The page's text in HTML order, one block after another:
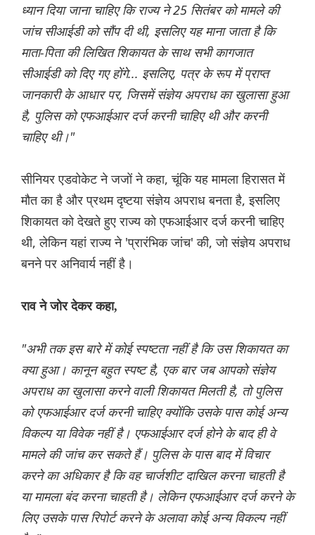
ध्यान दिया जाना चाहिए कि राज्य ने 25 सितंबर को मामले की
जांच सीआईडी ​​को सौंप दी थी, इसलिए यह माना जाता है कि
माता-पिता की लिखित शिकायत के साथ सभी कागजात
सीआईडी ​​को दिए गए होंगे... इसलिए, पत्र के रूप में प्राप्त
जानकारी के आधार पर, जिसमें संज्ञेय अपराध का खुलासा हुआ
है, पुलिस को एफआईआर दर्ज करनी चाहिए थी और करनी
चाहिए थी।"
सीनियर एडवोकेट ने जजों ने कहा, चूंकि यह मामला हिरासत में
मौत का है और प्रथम दृष्टया संज्ञेय अपराध बनता है, इसलिए
शिकायत को देखते हुए राज्य को एफआईआर दर्ज करनी चाहिए
थी, लेकिन यहां राज्य ने 'प्रारंभिक जांच' की, जो संज्ञेय अपराध
बनने पर अनिवार्य नहीं है।
राव ने जोर देकर कहा,
"अभी तक इस बारे में कोई स्पष्टता नहीं है कि उस शिकायत का
क्या हुआ। कानून बहुत स्पष्ट है, एक बार जब आपको संज्ञेय
अपराध का खुलासा करने वाली शिकायत मिलती है, तो पुलिस
को एफआईआर दर्ज करनी चाहिए क्योंकि उसके पास कोई अन्य
विकल्प या विवेक नहीं है। एफआईआर दर्ज होने के बाद ही वे
मामले की जांच कर सकते हैं। पुलिस के पास बाद में विचार
करने का अधिकार है कि वह चार्जशीट दाखिल करना चाहती है
या मामला बंद करना चाहती है। लेकिन एफआईआर दर्ज करने के
लिए उसके पास रिपोर्ट करने के अलावा कोई अन्य विकल्प नहीं